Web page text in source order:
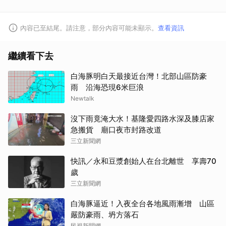
內容已至結尾。請注意，部分內容可能未顯示。 查看資訊
繼續看下去
白海豚明白天最接近台灣！北部山區防豪
雨 沿海恐現6米巨浪
Newtalk
沒下雨竟淹大水！基隆愛四路水深及膝店家
急搬貨 廟口夜市封路改道
三立新聞網
快訊／永和豆漿創始人在台北離世 享壽70
歲
三立新聞網
白海豚逼近！入夜全台各地風雨漸增 山區
嚴防豪雨、坍方落石